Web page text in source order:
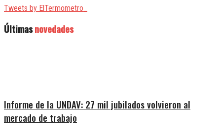
Tweets by ElTermometro_
Últimasnovedades
Informe de la UNDAV: 27 mil jubilados volvieron al
mercado de trabajo